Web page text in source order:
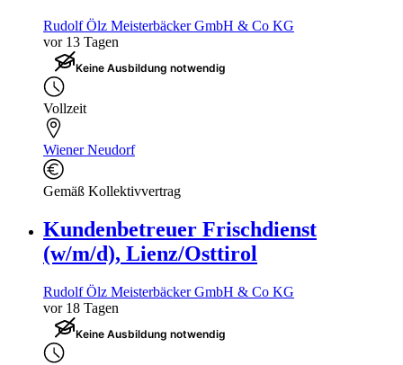
Rudolf Ölz Meisterbäcker GmbH & Co KG
vor 13 Tagen
Keine Ausbildung notwendig
Vollzeit
Wiener Neudorf
Gemäß Kollektivvertrag
Kundenbetreuer Frischdienst
(w/m/d), Lienz/Osttirol
Rudolf Ölz Meisterbäcker GmbH & Co KG
vor 18 Tagen
Keine Ausbildung notwendig